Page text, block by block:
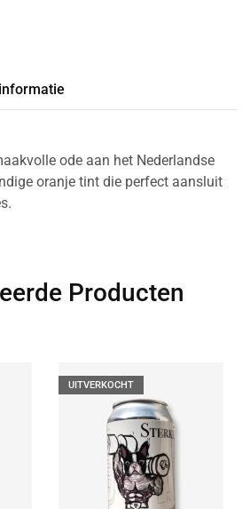
ode aan het Nederlandse
oranje tint die perfect aansluit
Producten
UITVERKOCHT